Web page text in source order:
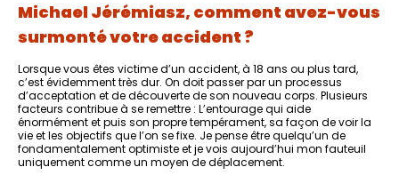
Michael Jérémiasz, comment avez-vous
surmonté votre accident ?
Lorsque vous êtes victime d’un accident, à 18 ans ou plus tard,
c’est évidemment très dur. On doit passer par un processus
d’acceptation et de découverte de son nouveau corps. Plusieurs
facteurs contribue à se remettre : L’entourage qui aide
énormément et puis son propre tempérament, sa façon de voir la
vie et les objectifs que l’on se fixe. Je pense être quelqu’un de
fondamentalement optimiste et je vois aujourd’hui mon fauteuil
uniquement comme un moyen de déplacement.